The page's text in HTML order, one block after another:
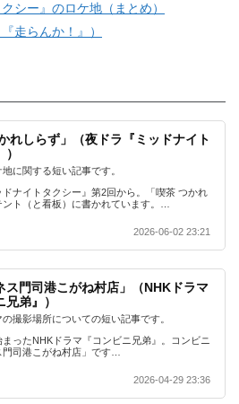
シー』のロケ地（まとめ）
走らんか！』）
れしらず」（夜ドラ『ミッドナイト
地に関する短い記事です。
ナイトタクシー』第2回から。「喫茶 つかれ
ント（と看板）に書かれています。…
2026-06-02 23:21
ス門司港こがね村店」（NHKドラマ
兄弟』）
撮影場所についての短い記事です。
ったNHKドラマ『コンビニ兄弟』。コンビニ
門司港こがね村店」です…
2026-04-29 23:36